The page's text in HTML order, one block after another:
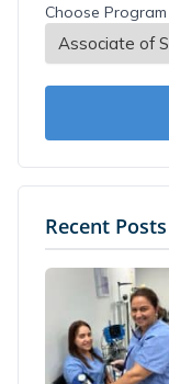
Choose Program
Recent Posts